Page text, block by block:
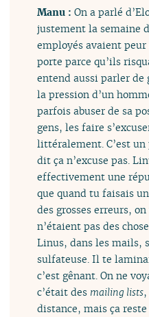
Manu :On a parlé
justement la semaine
employés avaient peur
porte parce qu’ils
entend aussi parler de
la pression d’un
parfois abuser de sa
gens, les faire
littéralement. C’est
dit ça n’excuse pas.
effectivement une
que quand tu faisais
des grosses erreurs,
n’étaient pas des
Linus, dans les mails,
sulfateuse. Il te
c’est gênant. On ne
c’était des mailing lists
distance, mais ça